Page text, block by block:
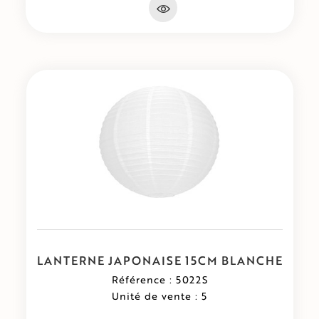
LANTERNE JAPONAISE 15CM BLANCHE
Référence : 5022S
Unité de vente : 5